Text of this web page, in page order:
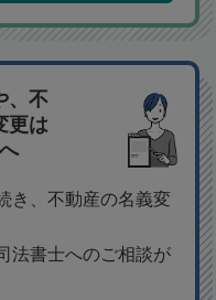
、不
更は
き、不動産の名義変
法書士へのご相談が